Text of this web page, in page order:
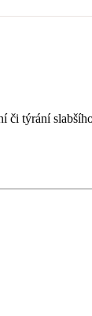
či týrání